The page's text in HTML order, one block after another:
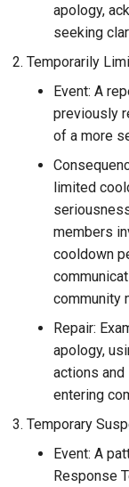
apology,
seeking
Temporarily
Event: A
previously
of a more
limited
members
cooldown
community
Repair:
apology,
actions and
entering
Temporary
Event: A
Response